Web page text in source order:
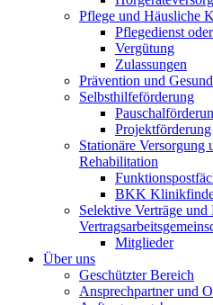
Pflege und Häusliche
Pflegedienst
Vergütung
Zulassungen
Prävention und
Selbsthilfeförderung
Projektförderung
Stationäre Versorgung
Rehabilitation
BKK
Selektive Verträge und
Mitglieder
Über uns
Geschützter Bereich
Ansprechpartner und